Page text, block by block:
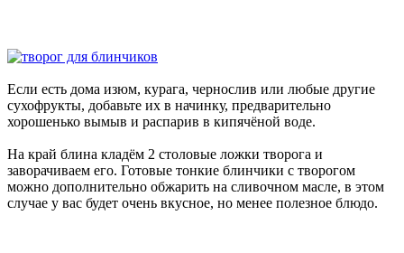
Если есть дома изюм, курага, чернослив или любые другие
сухофрукты, добавьте их в начинку, предварительно
хорошенько вымыв и распарив в кипячёной воде.
На край блина кладём 2 столовые ложки творога и
заворачиваем его. Готовые тонкие блинчики с творогом
можно дополнительно обжарить на сливочном масле, в этом
случае у вас будет очень вкусное, но менее полезное блюдо.